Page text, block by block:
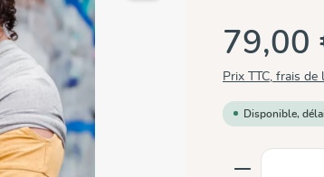
79,00
Prix TTC, frais de
Disponible,
Quantité